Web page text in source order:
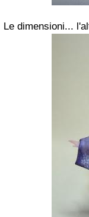
Le dimensioni...